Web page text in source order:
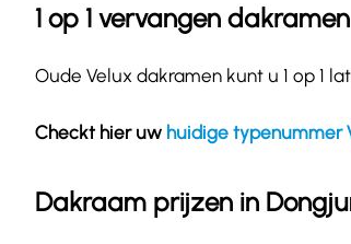
1 op 1 vervangen dakramen
Oude Velux dakramen kunt u 1 op 1
Checkt hier uw huidige typenummer
Dakraam prijzen in